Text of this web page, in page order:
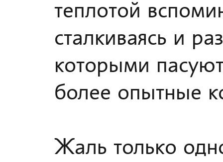
теплотой
сталкиваясь и
которыми
более опытные
Жаль только